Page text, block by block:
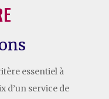
essentiel à
d’un service de